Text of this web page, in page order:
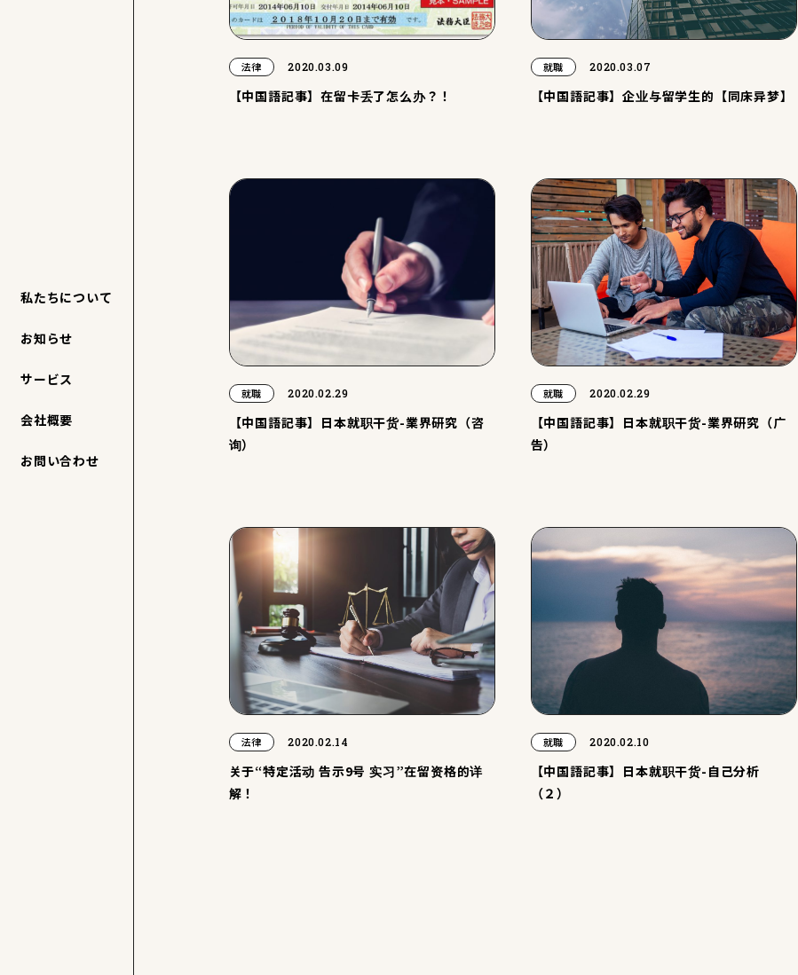
私たちについて
お知らせ
サービス
会社概要
お問い合わせ
法律 2020.03.09
【中国語記事】在留卡丢了怎么办？！
就職 2020.03.07
【中国語記事】企业与留学生的【同床异梦】
就職 2020.02.29
【中国語記事】日本就职干货-業界研究（咨
询）
就職 2020.02.29
【中国語記事】日本就职干货-業界研究（广
告）
法律 2020.02.14
关于“特定活动 告示9号 实习”在留资格的详
解！
就職 2020.02.10
【中国語記事】日本就职干货-自己分析
（２）